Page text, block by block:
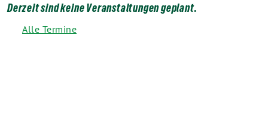
Derzeit sind keine Veranstaltungen geplant.
Alle Termine